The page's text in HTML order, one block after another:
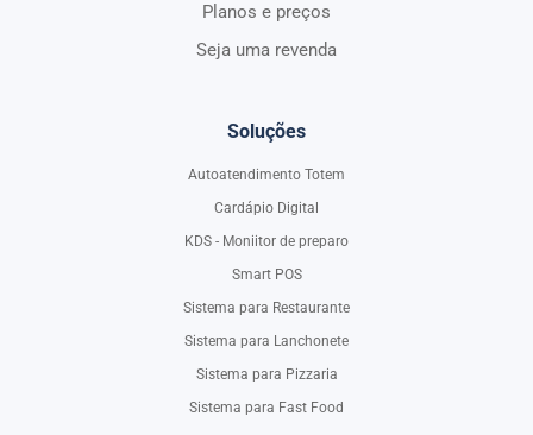
Planos e preços
Seja uma revenda
Soluções
Autoatendimento Totem
Cardápio Digital
KDS - Moniitor de preparo
Smart POS
Sistema para Restaurante
Sistema para Lanchonete
Sistema para Pizzaria
Sistema para Fast Food